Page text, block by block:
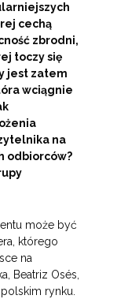
cechą
zbrodni,
toczy się
jest zatem
wciągnie
na
odbiorców?
może być
którego
na
Beatriz Osés,
rynku.